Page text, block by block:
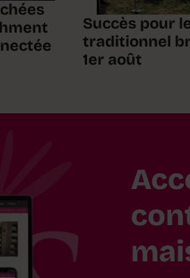
Succès pour
traditionnel
1er août